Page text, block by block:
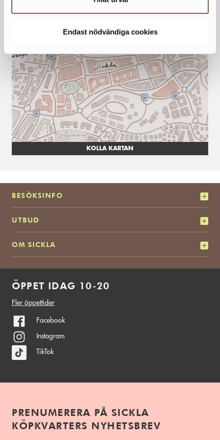
Endast nödvändiga cookies
KOLLA KARTAN
BESÖKSINFO
UTBUD
OM SICKLA
ÖPPET IDAG 10-20
Fler öppettider
Facebook
Instagram
TikTok
PRENUMERERA PÅ SICKLA
KÖPKVARTERS NYHETSBREV